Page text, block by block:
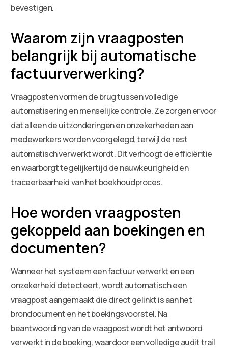
bevestigen.
Waarom zijn vraagposten
belangrijk bij automatische
factuurverwerking?
Vraagposten vormen de brug tussen volledige
automatisering en menselijke controle. Ze zorgen ervoor
dat alleen de uitzonderingen en onzekerheden aan
medewerkers worden voorgelegd, terwijl de rest
automatisch verwerkt wordt. Dit verhoogt de efficiëntie
en waarborgt tegelijkertijd de nauwkeurigheid en
traceerbaarheid van het boekhoudproces.
Hoe worden vraagposten
gekoppeld aan boekingen en
documenten?
Wanneer het systeem een factuur verwerkt en een
onzekerheid detecteert, wordt automatisch een
vraagpost aangemaakt die direct gelinkt is aan het
brondocument en het boekingsvoorstel. Na
beantwoording van de vraagpost wordt het antwoord
verwerkt in de boeking, waardoor een volledige audit trail